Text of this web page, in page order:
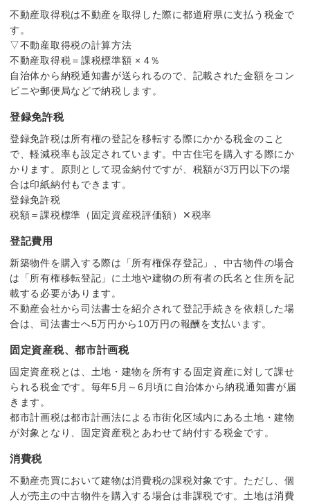
不動産取得税は不動産を取得した際に都道府県に支払う税金で
す。
▽不動産取得税の計算方法
不動産取得税＝課税標準額 × 4％
自治体から納税通知書が送られるので、記載された金額をコン
ビニや郵便局などで納税します。
登録免許税
登録免許税は所有権の登記を移転する際にかかる税金のこと
で、軽減税率も設定されています。中古住宅を購入する際にか
かります。原則として現金納付ですが、税額が3万円以下の場
合は印紙納付もできます。
登録免許税
税額＝課税標準（固定資産税評価額）✕税率
登記費用
新築物件を購入する際は「所有権保存登記」、中古物件の場合
は「所有権移転登記」に土地や建物の所有者の氏名と住所を記
載する必要があります。
不動産会社から司法書士を紹介されて登記手続きを依頼した場
合は、司法書士へ5万円から10万円の報酬を支払います。
固定資産税、都市計画税
固定資産税とは、土地・建物を所有する固定資産に対して課せ
られる税金です。毎年5月～6月頃に自治体から納税通知書が届
きます。
都市計画税は都市計画法による市街化区域内にある土地・建物
が対象となり、固定資産税とあわせて納付する税金です。
消費税
不動産売買において建物は消費税の課税対象です。ただし、個
人が売主の中古物件を購入する場合は非課税です。土地は消費